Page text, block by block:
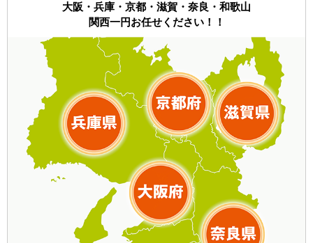
大阪・兵庫・京都・滋賀・奈良・和歌山
関西一円お任せください！！